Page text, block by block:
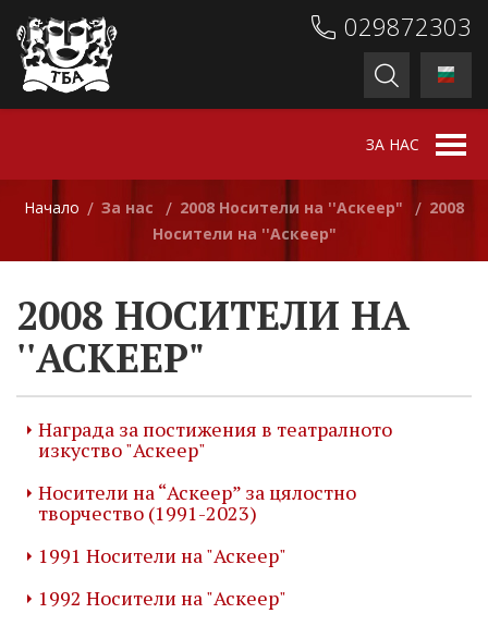
029872303
ЗА НАС
Начало / За нас / 2008 Носители на ''Аскеер" / 2008
Носители на ''Аскеер"
2008 НОСИТЕЛИ НА
''АСКЕЕР"
Награда за постижения в театралното
изкуство "Аскеер"
Носители на “Аскеер” за цялостно
творчество (1991-2023)
1991 Носители на "Аскеер"
1992 Носители на "Аскеер"